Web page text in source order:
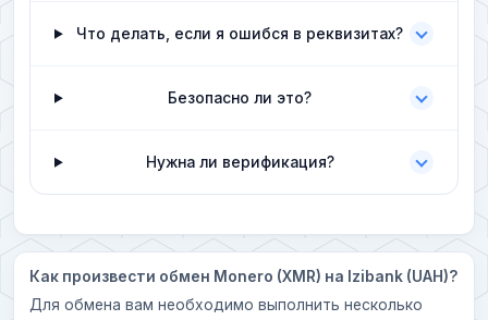
Что делать, если я ошибся в реквизитах?
Безопасно ли это?
Нужна ли верификация?
Как произвести обмен Monero (XMR) на Izibank (UAH)?
Для обмена вам необходимо выполнить несколько